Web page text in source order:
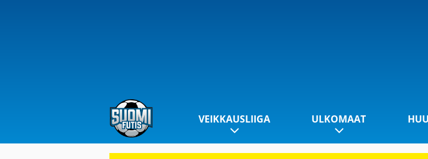
VEIKKAUSLIIGA ULKOMAAT